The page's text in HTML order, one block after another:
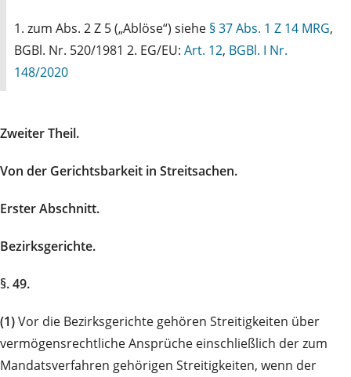
1. zum Abs. 2 Z 5 („Ablöse“) siehe § 37 Abs. 1 Z 14 MRG,
BGBl. Nr. 520/1981 2. EG/EU: Art. 12, BGBl. I Nr.
148/2020
Zweiter Theil.
Von der Gerichtsbarkeit in Streitsachen.
Erster Abschnitt.
Bezirksgerichte.
§. 49.
(1)Vor die Bezirksgerichte gehören Streitigkeiten über
vermögensrechtliche Ansprüche einschließlich der zum
Mandatsverfahren gehörigen Streitigkeiten, wenn der